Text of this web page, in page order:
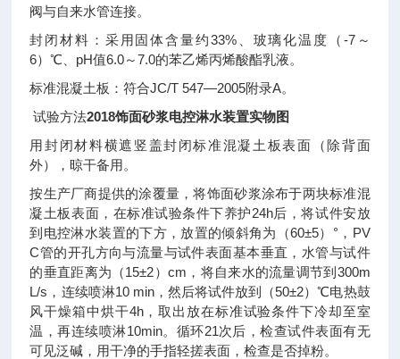
阀与自来水管连接。
封闭材料：采用固体含量约33%、玻璃化温度（ -7～
6）℃、 pH值6.0～7.0的苯乙烯丙烯酸酯乳液。
标准混凝土板：符合JC/T 547—2005附录A。
试验方法2018饰面砂浆电控淋水装置实物图
用封闭材料横遮竖盖封闭标准混凝土板表面（除背面
外），晾干备用。
按生产厂商提供的涂覆量，将饰面砂浆涂布于两块标准混
凝土板表面，在标准试验条件下养护24h后，将试件安放
到电控淋水装置的下方，放置的倾斜角为（60±5）°， PV
C管的开孔方向与流量与试件表面基本垂直，水管与试件
的垂直距离为（15±2）cm ，将自来水的流量调节到 300m
L/s ，连续喷淋10 min，然后将试件放到（50±2）℃电热鼓
风干燥箱中烘干4h，取出放在标准试验条件下冷却至室
温，再连续喷淋10min。循环21次后，检查试件表面有无
可见泛碱，用干净的手指轻搓表面，检查是否掉粉。